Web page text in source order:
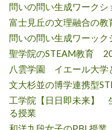
問いの問い生成ワークシ
富士見丘の文理融合の教
問いの問い生成ワーック
聖学院のSTEAM教育
八雲学園 イエール大学
文大杉並の博学連携型
工学院【日日即未来】
る授業